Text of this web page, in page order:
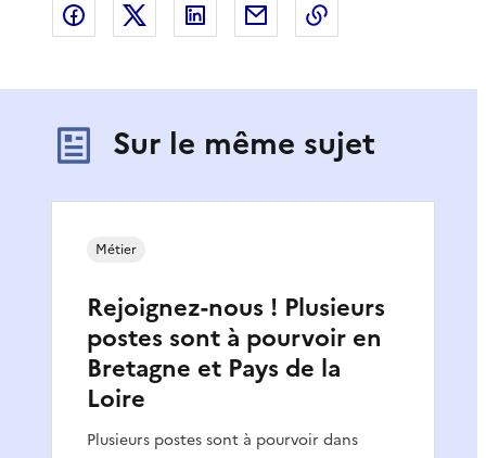
Partager sur Facebook
Partager sur XPartager sur LinkedIn
Partager par email
Sur le même sujet
Rejoignez-nous ! Plusieurs
postes sont à pourvoir en
Bretagne et Pays de la
Loire
Plusieurs postes sont à pourvoir dans
Métier